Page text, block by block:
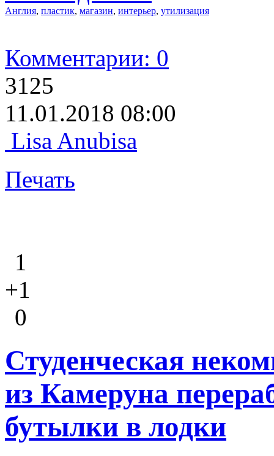
Англия, пластик, магазин, интерьер, утилизация
Комментарии: 0
3125
11.01.2018 08:00
Lisa Anubisa
Печать
1
+1
0
Студенческая
из Камеруна
бутылки в лодки